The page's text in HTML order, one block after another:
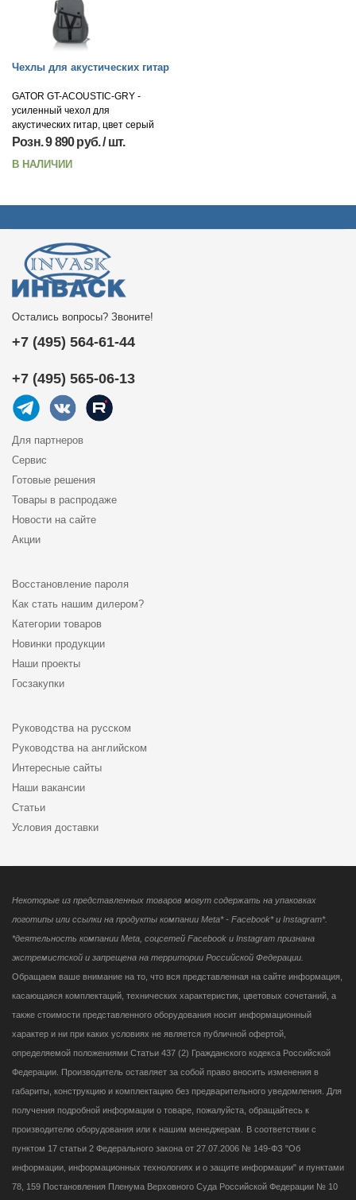
Чехлы для акустических гитар
GATOR GT-ACOUSTIC-GRY -
усиленный чехол для
акустических гитар, цвет серый
Розн. 9 890 руб. / шт.
В НАЛИЧИИ
Остались вопросы? Звоните!
+7 (495) 564-61-44
+7 (495) 565-06-13
Для партнеров
Сервис
Готовые решения
Товары в распродаже
Новости на сайте
Акции
Восстановление пароля
Как стать нашим дилером?
Категории товаров
Новинки продукции
Наши проекты
Госзакупки
Руководства на русском
Руководства на английском
Интересные сайты
Наши вакансии
Статьи
Условия доставки
Некоторые из представленных товаров могут содержать на упаковках
логотипы или ссылки на продукты компании Meta* - Facebook* и Instagram*.
*деятельность компании Meta, соцсетей Facebook и Instagram признана
экстремистской и запрещена на территории Российской Федерации.
Обращаем ваше внимание на то, что вся представленная на сайте информация,
касающаяся комплектаций, технических характеристик, цветовых сочетаний, а
также стоимости представленного оборудования носит информационный
характер и ни при каких условиях не является публичной офертой,
определяемой положениями Статьи 437 (2) Гражданского кодекса Российской
Федерации. Производитель оставляет за собой право вносить изменения в
габариты, конструкцию и комплектацию без предварительного уведомления. Для
получения подробной информации о товаре, пожалуйста, обращайтесь к
производителю оборудования или к нашим менеджерам.
В соответствии с
пунктом 17 статьи 2 Федерального закона от 27.07.2006 № 149-ФЗ "Об
информации, информационных технологиях и о защите информации" и пунктами
78, 159 Постановления Пленума Верховного Суда Российской Федерации № 10